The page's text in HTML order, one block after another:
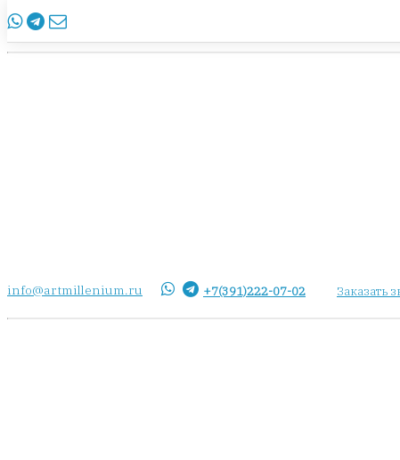
info@artmillenium.ru
info@artmillenium.ru +7(391)222-07-02 Заказать